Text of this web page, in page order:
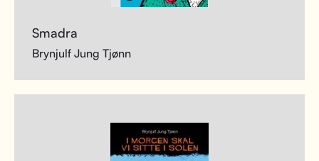
Smadra
Brynjulf Jung Tjønn